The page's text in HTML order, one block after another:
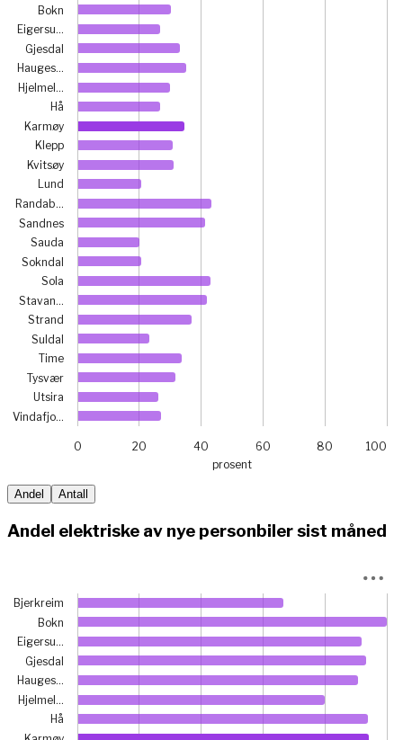
Bar chart with 23 bars.
View as data table, Chart
The chart has 1 X axis displaying categories.
The chart has 1 Y axis displaying prosent. Data ranges
prosent
Bokn
Eigersu…
Gjesdal
Hauges…
Hjelmel…
Hå
Karmøy
Klepp
Kvitsøy
Lund
Randab…
Sandnes
Sauda
Sokndal
Sola
Stavan…
Strand
Suldal
Time
Tysvær
Utsira
Vindafjo…
0 20 40 60 80 100
End of interactive chart.
Andel Antall
Andel elektriske av nye personbiler sist måned
Bar chart with 23 bars.
View as data table, Chart
The chart has 1 X axis displaying categories.
The chart has 1 Y axis displaying prosent. Data ranges
Bjerkreim
Bokn
Eigersu…
Gjesdal
Hauges…
Hjelmel…
Hå